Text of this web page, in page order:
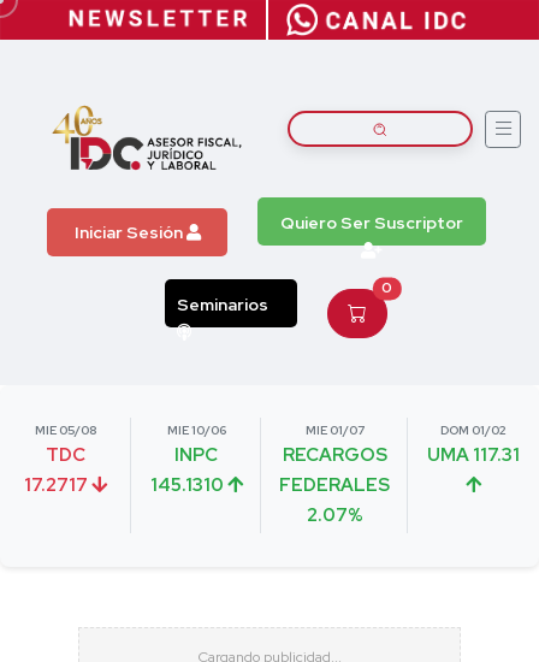
Iniciar Sesión Quiero Ser Suscriptor
Seminarios
0
MIE 05/08
TDC
17.2717
MIE 10/06
INPC
145.1310
MIE 01/07
RECARGOS
FEDERALES
2.07%
DOM 01/02
UMA 117.31